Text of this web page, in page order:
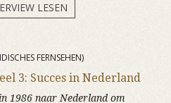
LESEN
FERNSEHEN)
3: Succes in Nederland
1986 naar Nederland om